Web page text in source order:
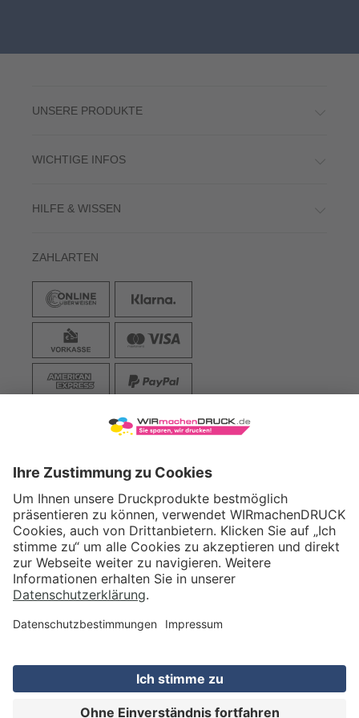
UNSERE PRODUKTE
WICHTIGE INFOS
HILFE & WISSEN
ZAHLARTEN
VERSAND
WIRmachenDRUCK GmbH
Illerstraße 15
71522 Backnang